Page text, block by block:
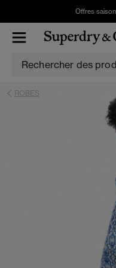
Offres
ROBES